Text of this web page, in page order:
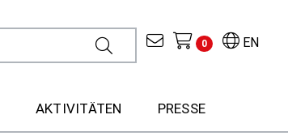
EN
0
AKTIVITÄTEN PRESSE